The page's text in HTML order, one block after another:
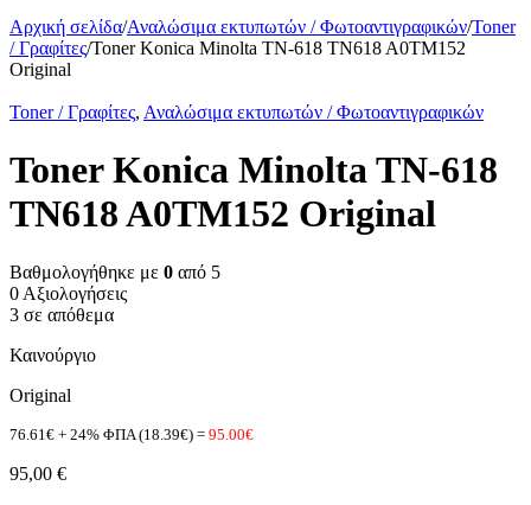
Αρχική σελίδα/Αναλώσιμα εκτυπωτών / Φωτοαντιγραφικών/Toner
/ Γραφίτες/Toner Konica Minolta TN-618 TN618 A0TM152
Original
Toner / Γραφίτες, Αναλώσιμα εκτυπωτών / Φωτοαντιγραφικών
Toner Konica Minolta TN-618
TN618 A0TM152 Original
Βαθμολογήθηκε με 0 από 5
0 Αξιολογήσεις
3 σε απόθεμα
Καινούργιο
Original
76.61€ + 24% ΦΠΑ (18.39€) = 95.00€
95,00 €